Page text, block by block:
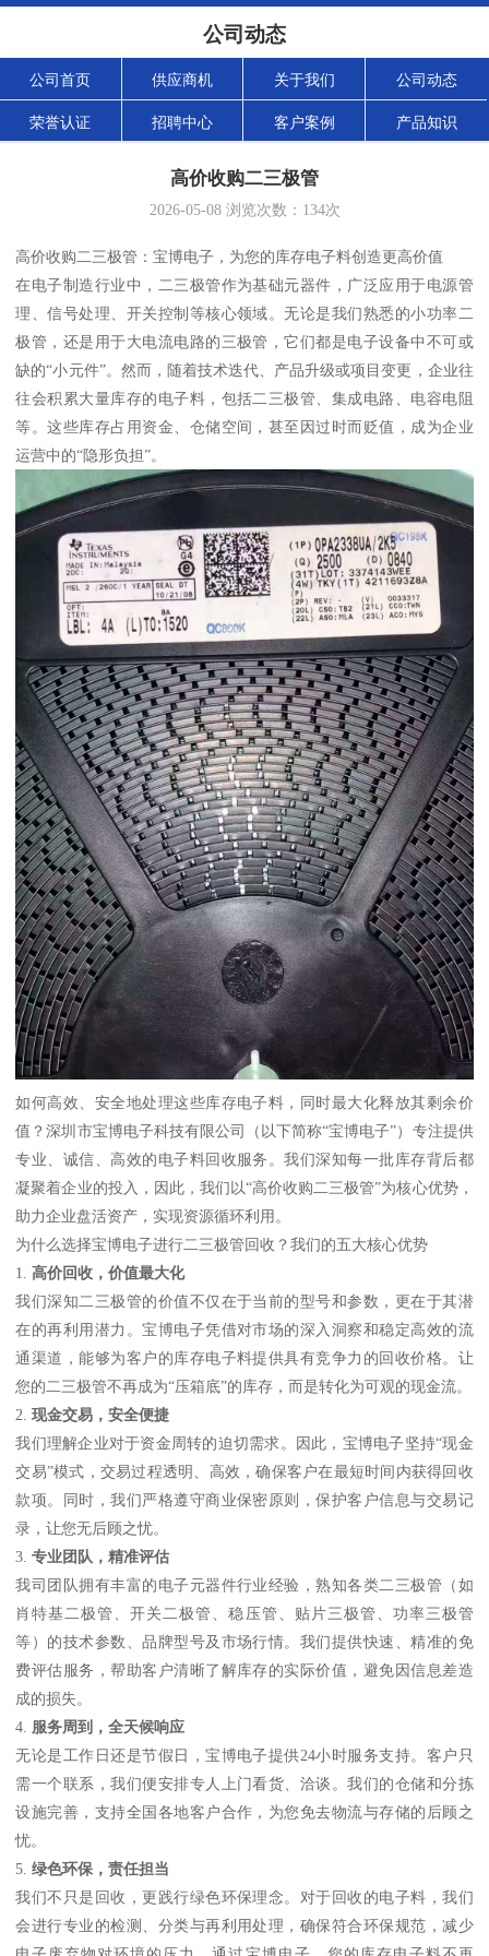
公司动态
公司首页 供应商机 关于我们 公司动态
荣誉认证 招聘中心 客户案例 产品知识
高价收购二三极管
2026-05-08浏览次数： 134次
高价收购二三极管：宝博电子，为您的库存电子料创造更高价值
在电子制造行业中，二三极管作为基础元器件，广泛应用于电源管
理、信号处理、开关控制等核心领域。无论是我们熟悉的小功率二
极管，还是用于大电流电路的三极管，它们都是电子设备中不可或
缺的“小元件”。然而，随着技术迭代、产品升级或项目变更，企业往
往会积累大量库存的电子料，包括二三极管、集成电路、电容电阻
等。这些库存占用资金、仓储空间，甚至因过时而贬值，成为企业
运营中的“隐形负担”。
如何高效、安全地处理这些库存电子料，同时最大化释放其剩余价
值？深圳市宝博电子科技有限公司（以下简称“宝博电子”）专注提供
专业、诚信、高效的电子料回收服务。我们深知每一批库存背后都
凝聚着企业的投入，因此，我们以“高价收购二三极管”为核心优势，
助力企业盘活资产，实现资源循环利用。
为什么选择宝博电子进行二三极管回收？我们的五大核心优势
1.高价回收，价值最大化
我们深知二三极管的价值不仅在于当前的型号和参数，更在于其潜
在的再利用潜力。宝博电子凭借对市场的深入洞察和稳定高效的流
通渠道，能够为客户的库存电子料提供具有竞争力的回收价格。让
您的二三极管不再成为“压箱底”的库存，而是转化为可观的现金流。
2.现金交易，安全便捷
我们理解企业对于资金周转的迫切需求。因此，宝博电子坚持“现金
交易”模式，交易过程透明、高效，确保客户在最短时间内获得回收
款项。同时，我们严格遵守商业保密原则，保护客户信息与交易记
录，让您无后顾之忧。
3.专业团队，精准评估
我司团队拥有丰富的电子元器件行业经验，熟知各类二三极管（如
肖特基二极管、开关二极管、稳压管、贴片三极管、功率三极管
等）的技术参数、品牌型号及市场行情。我们提供快速、精准的免
费评估服务，帮助客户清晰了解库存的实际价值，避免因信息差造
成的损失。
4. 服务周到，全天候响应
无论是工作日还是节假日，宝博电子提供24小时服务支持。客户只
需一个联系，我们便安排专人上门看货、洽谈。我们的仓储和分拣
设施完善，支持全国各地客户合作，为您免去物流与存储的后顾之
忧。
5.绿色环保，责任担当
我们不只是回收，更践行绿色环保理念。对于回收的电子料，我们
会进行专业的检测、分类与再利用处理，确保符合环保规范，减少